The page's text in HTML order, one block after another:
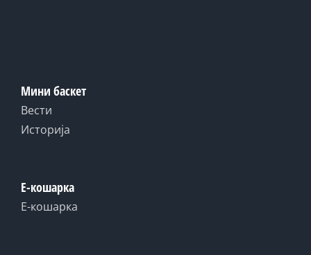
Мини баскет
Вести
Историја
Е-кошарка
Е-кошарка